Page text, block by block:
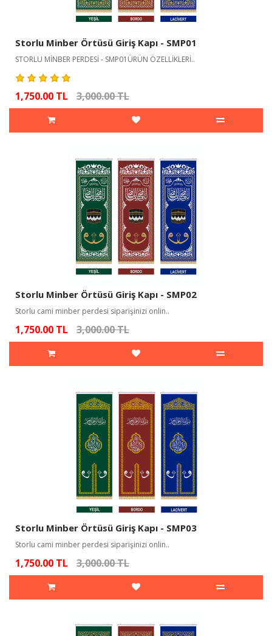
Storlu Minber Örtüsü Giriş Kapı - SMP01
STORLU MİNBER PERDESİ - SMP01ÜRÜN ÖZELLİKLERİ..
1,750.00 TL 3,000.00 TL
Storlu Minber Örtüsü Giriş Kapı - SMP02
Storlu cami minber perdesi siparişinizi onlin..
1,750.00 TL 3,000.00 TL
Storlu Minber Örtüsü Giriş Kapı - SMP03
Storlu cami minber perdesi siparişinizi onlin..
1,750.00 TL 3,000.00 TL